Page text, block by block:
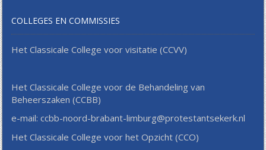
COLLEGES EN COMMISSIES
Het Classicale College voor visitatie (CCVV)
Het Classicale College voor de Behandeling van
Beheerszaken (CCBB)
e-mail: ccbb-noord-brabant-limburg@protestantsekerk.nl
Het Classicale College voor het Opzicht (CCO)